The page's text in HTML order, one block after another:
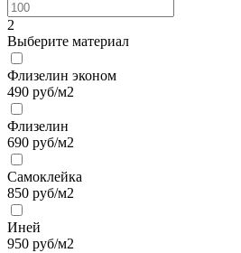
2
Выберите материал
Флизелин эконом
490 руб/м2
Флизелин
690 руб/м2
Самоклейка
850 руб/м2
Иней
950 руб/м2